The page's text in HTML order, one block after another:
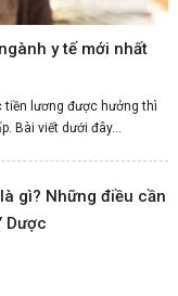
y tế mới nhất
lương được hưởng thì
Bài viết dưới đây...
gì? Những điều cần
Dược